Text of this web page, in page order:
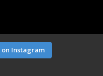
on Instagram